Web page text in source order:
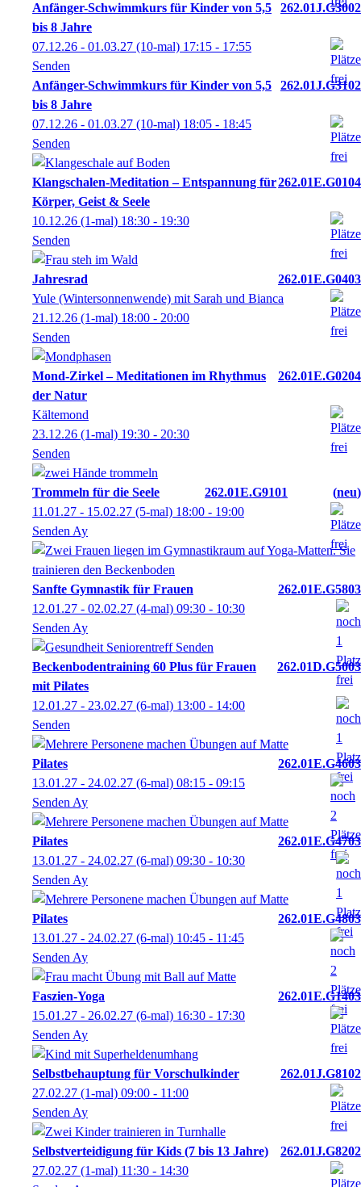
Anfänger-Schwimmkurs für Kinder von 5,5
bis 8 Jahre
262.01J.G3002
07.12.26 - 01.03.27 (10-mal) 17:15 - 17:55
Senden
Anfänger-Schwimmkurs für Kinder von 5,5
bis 8 Jahre
262.01J.G3102
07.12.26 - 01.03.27 (10-mal) 18:05 - 18:45
Senden
Klangschalen-Meditation – Entspannung für
Körper, Geist & Seele
262.01E.G0104
10.12.26 (1-mal) 18:30 - 19:30
Senden
Jahresrad
262.01E.G0403
Yule (Wintersonnenwende) mit Sarah und Bianca
21.12.26 (1-mal) 18:00 - 20:00
Senden
Mond-Zirkel – Meditationen im Rhythmus
der Natur
262.01E.G0204
Kältemond
23.12.26 (1-mal) 19:30 - 20:30
Senden
Trommeln für die Seele 262.01E.G9101
neu
11.01.27 - 15.02.27 (5-mal) 18:00 - 19:00
Senden Ay
Sanfte Gymnastik für Frauen
262.01E.G5803
12.01.27 - 02.02.27 (4-mal) 09:30 - 10:30
Senden Ay
Beckenbodentraining 60 Plus für Frauen
mit Pilates
262.01D.G5003
12.01.27 - 23.02.27 (6-mal) 13:00 - 14:00
Senden
Pilates
262.01E.G4603
13.01.27 - 24.02.27 (6-mal) 08:15 - 09:15
Senden Ay
Pilates
262.01E.G4703
13.01.27 - 24.02.27 (6-mal) 09:30 - 10:30
Senden Ay
Pilates
262.01E.G4803
13.01.27 - 24.02.27 (6-mal) 10:45 - 11:45
Senden Ay
Faszien-Yoga
262.01E.G1403
15.01.27 - 26.02.27 (6-mal) 16:30 - 17:30
Senden Ay
Selbstbehauptung für Vorschulkinder
262.01J.G8102
27.02.27 (1-mal) 09:00 - 11:00
Senden Ay
Selbstverteidigung für Kids (7 bis 13 Jahre)
262.01J.G8202
27.02.27 (1-mal) 11:30 - 14:30